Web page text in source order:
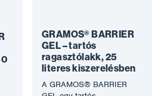
GRAMOS® BARRIER
GEL – tartós
ragasztólakk, 25
literes kiszerelésben
A GRAMOS® BARRIER